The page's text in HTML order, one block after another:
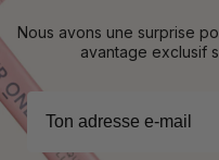
Nous avons une surprise
avantage exclusif